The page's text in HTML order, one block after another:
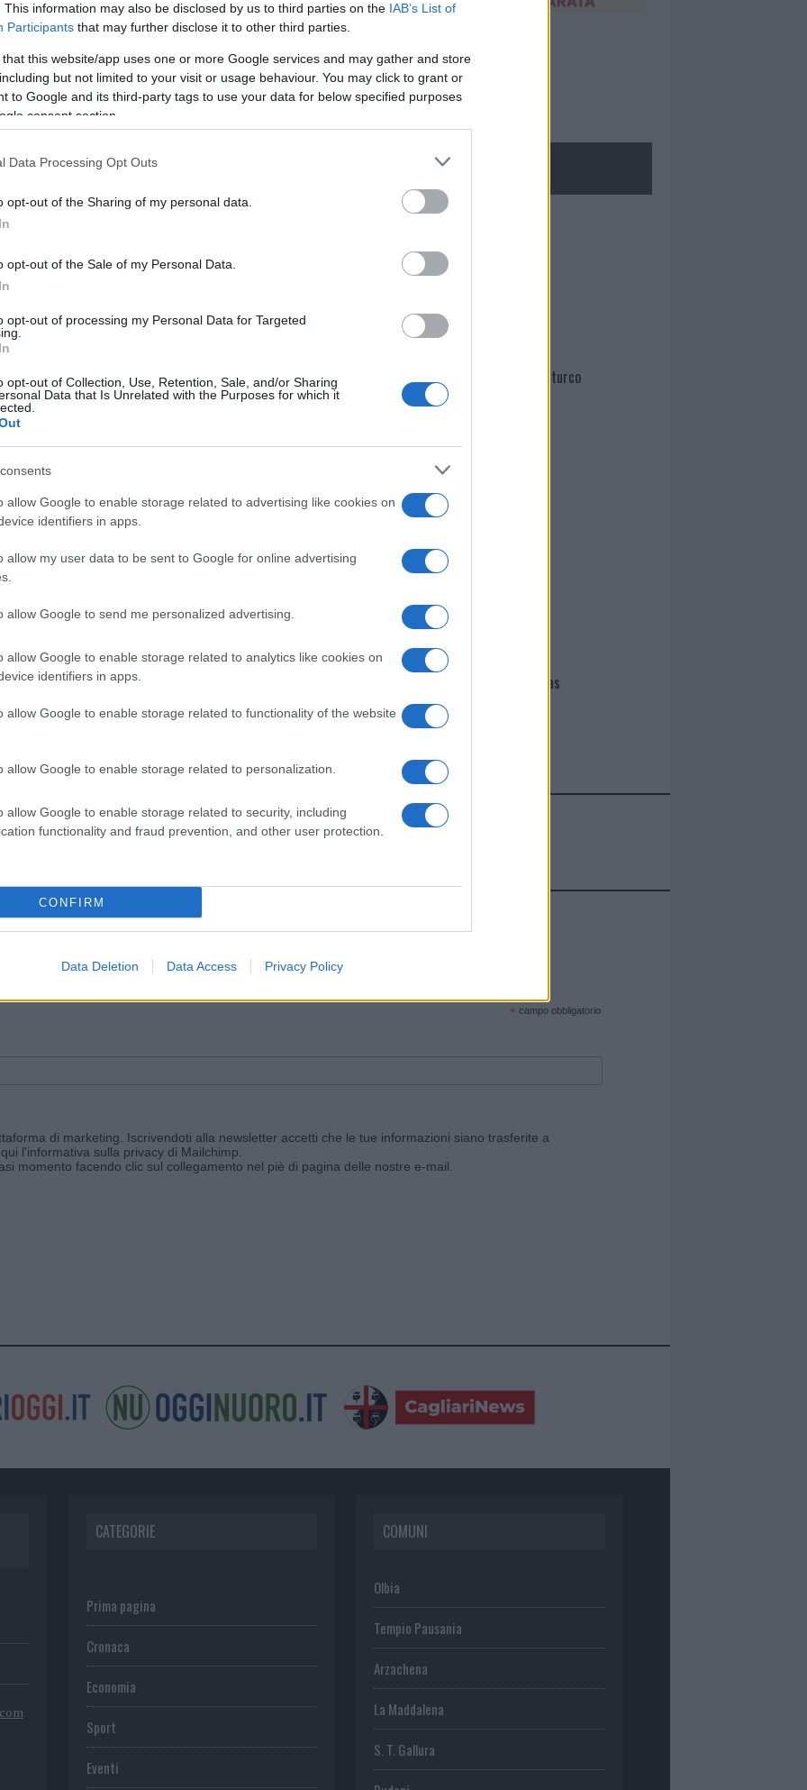
This information may also be disclosed by us to third parties on the IAB’s List of
Participants that may further disclose it to other third parties.
that this website/app uses one or more Google services and may gather and store
but not limited to your visit or usage behaviour. You may click to grant or
to Google and its third-party tags to use your data for below specified purposes
consent section.
Data Processing Opt Outs
opt-out of the Sharing of my personal data.
opt-out of the Sale of my Personal Data.
opt-out of processing my Personal Data for Targeted
opt-out of Collection, Use, Retention, Sale, and/or Sharing
Data that Is Unrelated with the Purposes for which it
allow Google to enable storage related to advertising like cookies on
identifiers in apps.
allow my user data to be sent to Google for online advertising
allow Google to send me personalized advertising.
allow Google to enable storage related to analytics like cookies on
identifiers in apps.
allow Google to enable storage related to functionality of the website
allow Google to enable storage related to personalization.
allow Google to enable storage related to security, including
functionality and fraud prevention, and other user protection.
CONFIRM
Data Deletion Data Access Privacy Policy
a bordo dei tradizionali
rematori e un timoniere, coprendo un
La sede della Lega Navale sarà aperta
si terrà un pranzo solidale con
il pranzo saranno acquistabili la
nella sezione
Del Cuore
Prossimo articolo
NECROLOGIE
Martina Agostina Diturco
I nostri cari
I nostri cari
Giovannimaria Cabras
Invia un Comunicato Stampa|Pubblicità|Segnala
e ricevi le nostre email periodiche contenenti le ultime notizie pubblicate sul sito web!
* campo obbligatorio
di marketing. Iscrivendoti alla newsletter accetti che le tue informazioni siano trasferite a
l'informativa sulla privacy di Mailchimp
momento facendo clic sul collegamento nel piè di pagina delle nostre e-mail.
CATEGORIE
Prima pagina
Cronaca
Economia
Sport
Eventi
COMUNI
Olbia
Tempio Pausania
Arzachena
La Maddalena
S. T. Gallura